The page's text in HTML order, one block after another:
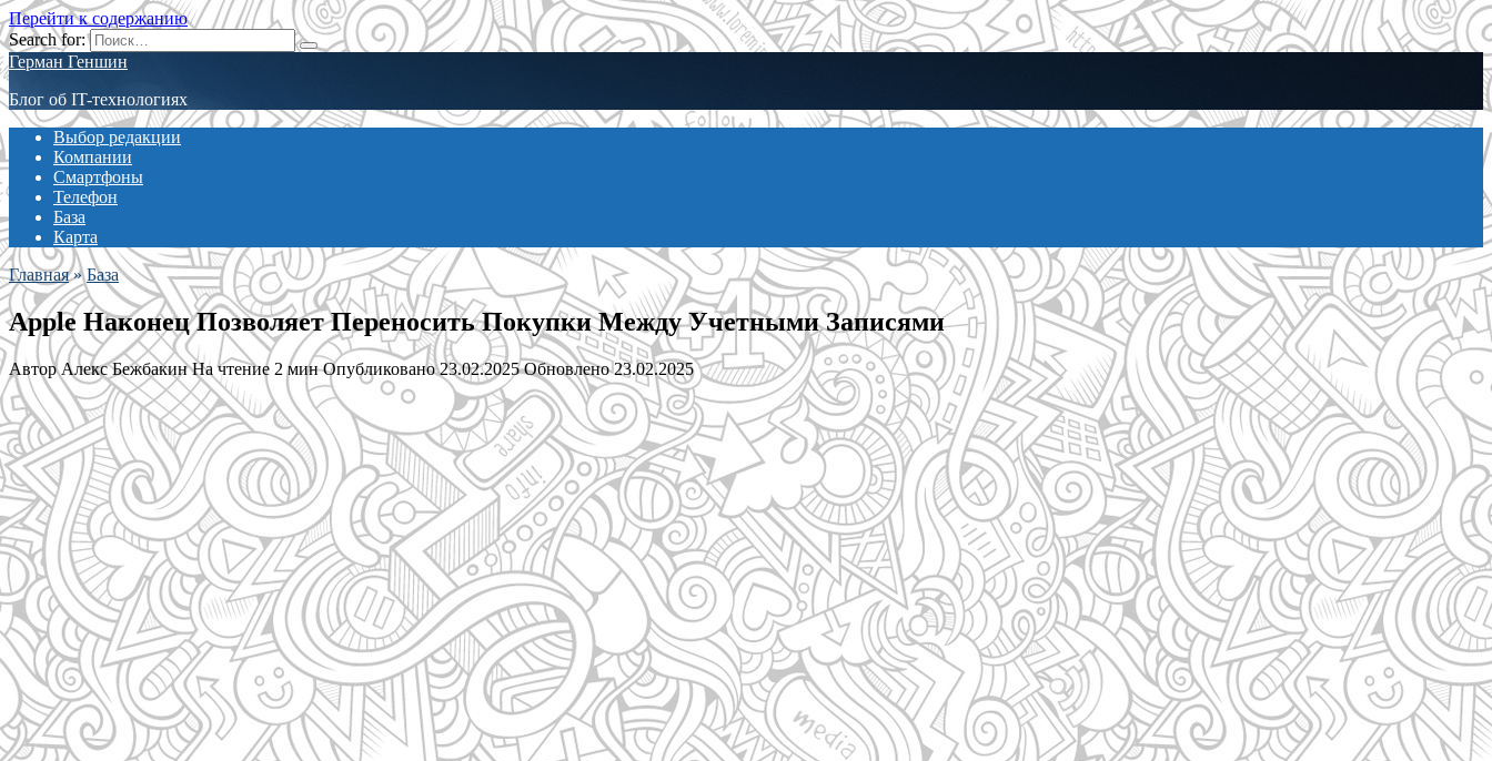
Перейти к содержанию
Search for:
Герман Геншин
Блог об IT-технологиях
Выбор редакции
Компании
Смартфоны
Телефон
База
Карта
Главная » База
Apple Наконец Позволяет Переносить Покупки Между Учетными Записями
АвторАлекс Бежбакин На чтение 2 мин Опубликовано 23.02.2025 Обновлено 23.02.2025